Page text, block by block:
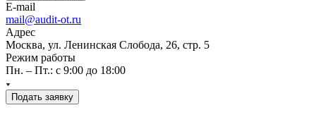
E-mail
mail@audit-ot.ru
Адрес
Москва, ул. Ленинская Слобода, 26, стр. 5
Режим работы
Пн. – Пт.: с 9:00 до 18:00
Подать заявку